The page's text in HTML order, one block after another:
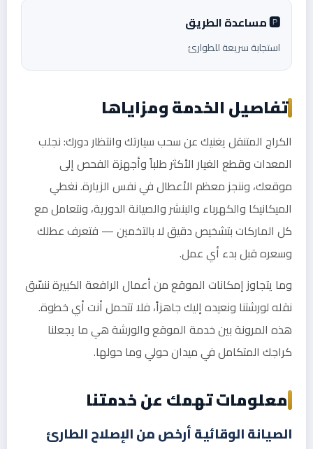
🅿️ مساعدة الطريق
استجابة سريعة للطوارئ
تفاصيل الخدمة ومزاياها
الكراج المتنقل يغنيك عن سحب سيارتك وانتظار دورك: نجلب
المعدات وقطع الغيار الأكثر طلباً وأجهزة الفحص إلى
موقعك، وننجز معظم الأعطال في نفس الزيارة. نغطي
الميكانيكا والكهرباء والبنشر والصيانة الدورية، ونتعامل مع
كل الماركات بتشخيص دقيق لا بالتخمين — فتعرف عطلك
وسعره قبل بدء أي عمل.
وما يتجاوز إمكانات الموقع من أعمال الرافعة الكبيرة ننسّق
نقله لورشتنا ونعيده إليك جاهزاً، فلا تتحمل أنت أي خطوة.
هذه المرونة بين خدمة الموقع والورشة هي ما يجعلنا
كراجك المتكامل في ميدان حولي وما حولها.
معلومات تهمك عن خدمتنا
الصيانة الوقائية أرخص من الإصلاح الطارئ